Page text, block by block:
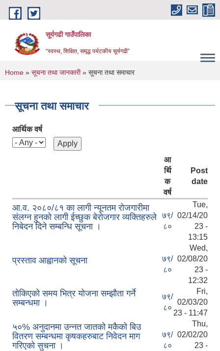
Skip to main content
सूर्यगढी गाउँपालिका
“स्वस्थ, शिक्षित, समृद्ध पर्यटकीय सूर्यगढी”
You are here
Home » सूचना तथा जानकारी» सूचना तथा समाचार
सूचना तथा समाचार
आर्थिक वर्ष
आ
र्थि
क
वर्ष
Post
date
आ.व. २०८०/८१ का लागी न्यूनतम रोजगारीमा
संलग्न हुनको लागी ईच्छुक बेरोजगार व्यक्तिहरुले
निबेदन दिने सम्बन्धि सूचना ।
७९/
८०
Tue,
02/14/20
23 -
13:15
प्रस्ताव आह्वानको सूचना
७९/
८०
Wed,
02/08/20
23 -
12:32
तोकिएको समय भित्र योजना सम्झौता गर्ने
सम्बन्धमा ।
७९/
८०
Fri,
02/03/20
23 - 11:47
५०% अनुदानमा उन्नत जातको मकैको बिउ
वितरण सम्बन्धमा कृषकहरुबाट निवेदन माग
गरिएको सुचना ।
७९/
८०
Thu,
02/02/20
23 -